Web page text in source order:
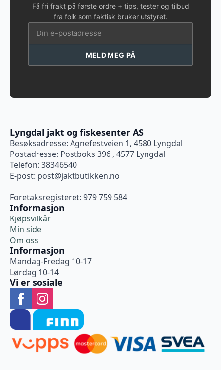
Få fri frakt på første ordre + tips, tester og tilbud
fra folk som faktisk bruker utstyret.
MELD MEG PÅ
Lyngdal jakt og fiskesenter AS
Besøksadresse: Agnefestveien 1, 4580 Lyngdal
Postadresse: Postboks 396 , 4577 Lyngdal
Telefon: 38346540
E-post: post@jaktbutikken.no
Foretaksregisteret: 979 759 584
Informasjon
Kjøpsvilkår
Min side
Om oss
Informasjon
Mandag-Fredag 10-17
Lørdag 10-14
Vi er sosiale